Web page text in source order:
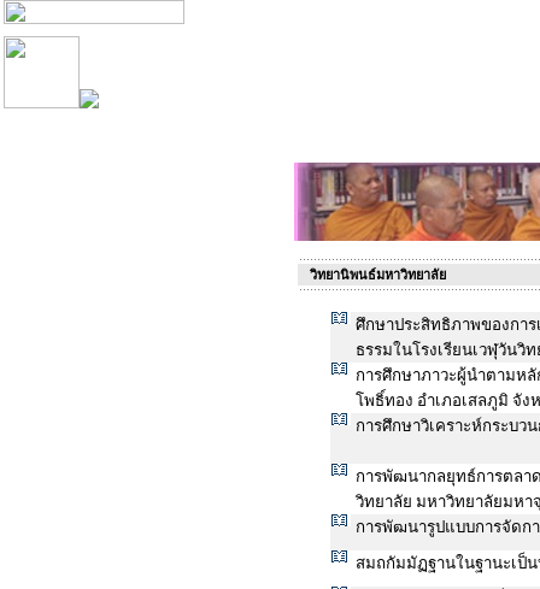
วิทยานิพนธ์มหาวิทยาลัย
ศึกษาประสิทธิภาพของกา
ธรรมในโรงเรียนเวฬุวันวิ
การศึกษาภาวะผู้นำตามห
โพธิ์ทอง อำเภอเสลภูมิ จัง
การศึกษาวิเคราะห์กระบ
การพัฒนากลยุทธ์การตล
วิทยาลัย มหาวิทยาลัยมหา
การพัฒนารูปแบบการจัดก
สมถกัมมัฏฐานในฐานะเป็